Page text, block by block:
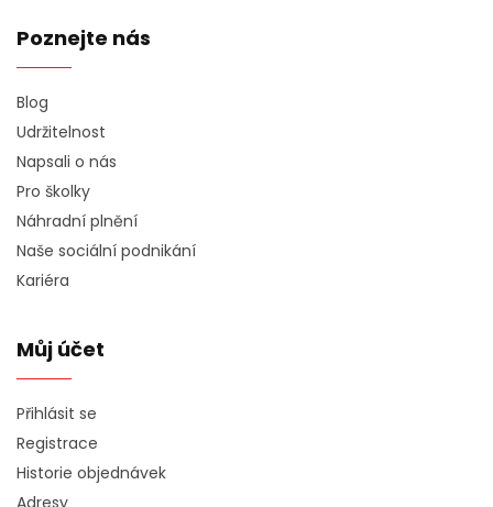
Poznejte nás
Blog
Udržitelnost
Napsali o nás
Pro školky
Náhradní plnění
Naše sociální podnikání
Kariéra
Můj účet
Přihlásit se
Registrace
Historie objednávek
Adresy